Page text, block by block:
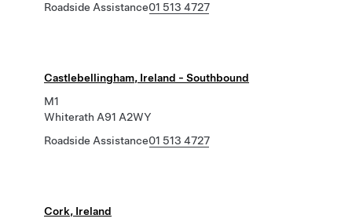
Roadside Assistance01 513 4727
Castlebellingham, Ireland - Southbound
M1
Whiterath A91 A2WY
Roadside Assistance01 513 4727
Cork, Ireland